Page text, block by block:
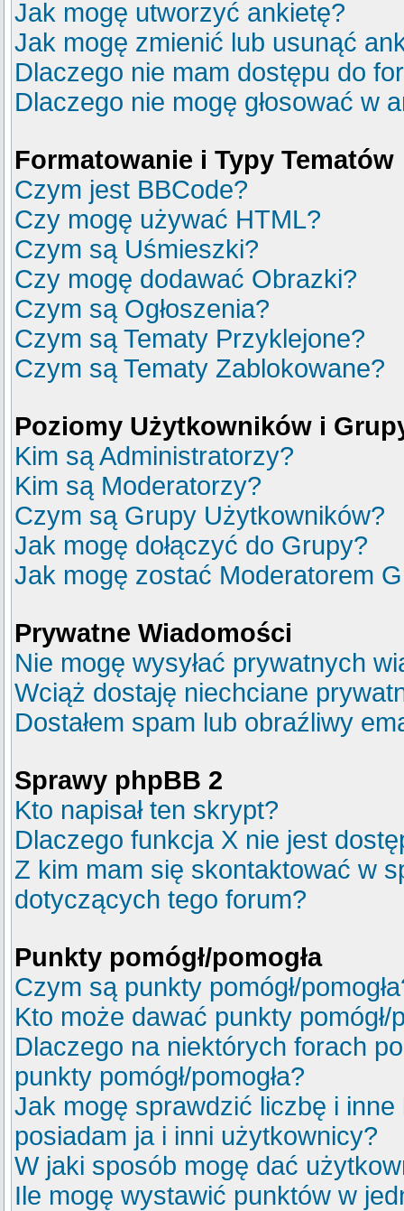
Jak mogę utworzyć ankietę?
Jak mogę zmienić lub usunąć
Dlaczego nie mam dostępu do
Dlaczego nie mogę głosować w
Formatowanie i Typy Tematów
Czym jest BBCode?
Czy mogę używać HTML?
Czym są Uśmieszki?
Czy mogę dodawać Obrazki?
Czym są Ogłoszenia?
Czym są Tematy Przyklejone?
Czym są Tematy Zablokowane?
Poziomy Użytkowników i
Kim są Administratorzy?
Kim są Moderatorzy?
Czym są Grupy Użytkowników?
Jak mogę dołączyć do Grupy?
Jak mogę zostać Moderatorem
Prywatne Wiadomości
Nie mogę wysyłać prywatnych
Wciąż dostaję niechciane
Dostałem spam lub obraźliwy
Sprawy phpBB 2
Kto napisał ten skrypt?
Dlaczego funkcja X nie jest
Z kim mam się skontaktować w
dotyczących tego forum?
Punkty pomógł/pomogła
Czym są punkty pomógł/
Kto może dawać punkty pomógł/
Dlaczego na niektórych forach
punkty pomógł/pomogła?
Jak mogę sprawdzić liczbę i
posiadam ja i inni użytkownicy?
W jaki sposób mogę dać
Ile mogę wystawić punktów w